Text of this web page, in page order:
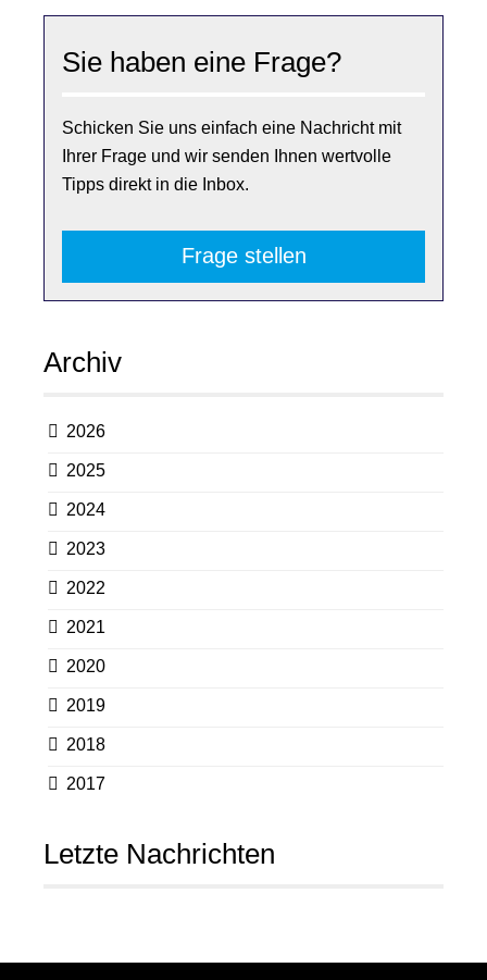
Sie haben eine Frage?
Schicken Sie uns einfach eine Nachricht mit
Ihrer Frage und wir senden Ihnen wertvolle
Tipps direkt in die Inbox.
Frage stellen
Archiv
2026
2025
2024
2023
2022
2021
2020
2019
2018
2017
Letzte Nachrichten